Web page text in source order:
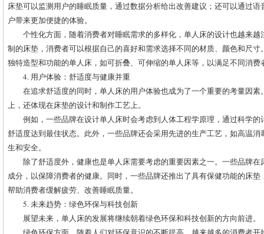
床垫可以监测用户的睡眠质量，通过数据分析给出改善建议；还可以通过
户带来更加便捷的体验。
个性化方面，随着消费者对睡眠需求的多样化，单人床的设计也越来
制的床垫，消费者可以根据自己的喜好和需求选择不同的材质、颜色和尺
独特造型和功能的单人床，如可折叠、可伸缩的单人床等，以满足不同消费
4. 用户体验：舒适度与健康并重
在追求舒适度的同时，单人床的用户体验也成为了一个重要的考量因
上，还体现在床垫的设计和制作工艺上。
例如，一些品牌在设计单人床时会考虑到人体工程学原理，通过科学
舒适度达到最佳状态。此外，一些品牌还会采用先进的生产工艺，如高温
生和安全。
除了舒适度外，健康也是单人床需要考虑的重要因素之一。一些品牌
成分，以保障消费者的健康。同时，一些品牌还推出了具有保健功能的床
帮助消费者缓解疲劳、改善睡眠质量。
5. 未来趋势：绿色环保与科技创新
展望未来，单人床的发展将继续朝着绿色环保和科技创新的方向前进。